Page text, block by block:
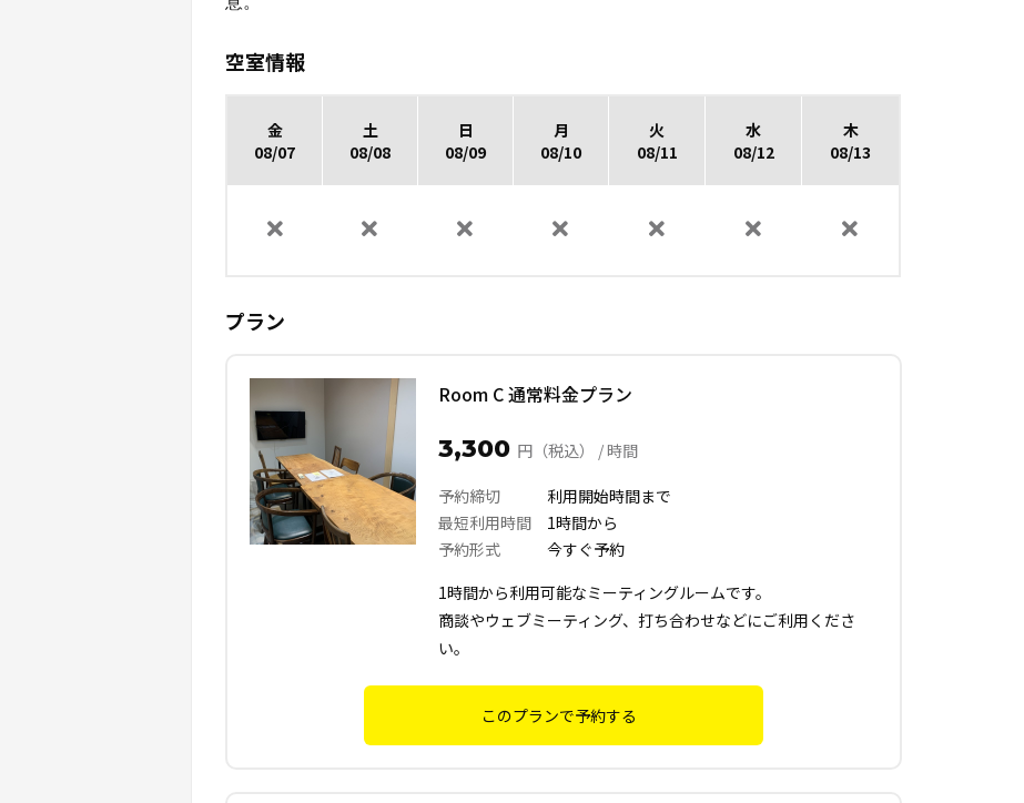
空室情報
金
08/07
土
08/08
日
08/09
月
08/10
火
08/11
水
08/12
木
08/13
プラン
Room C 通常料金プラン
3,300 円（税込） / 時間
予約締切 利用開始時間まで
最短利用時間 1時間から
予約形式 今すぐ予約
1時間から利用可能なミーティングルームです。
商談やウェブミーティング、打ち合わせなどにご利用くださ
い。
このプランで予約する